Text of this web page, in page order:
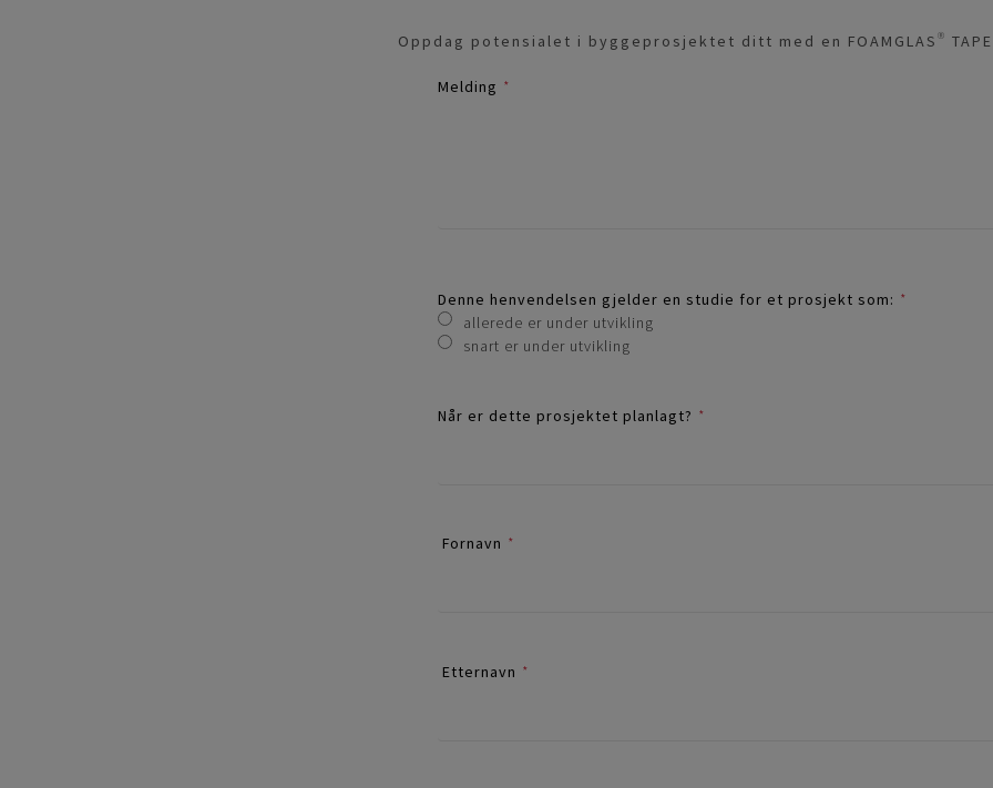
Oppdag potensialet i byggeprosjektet ditt med en FOAMGLAS®
Melding *
Denne henvendelsen gjelder en studie for et prosjekt som: *
allerede er under utvikling
snart er under utvikling
Når er dette prosjektet planlagt? *
Fornavn *
Etternavn *